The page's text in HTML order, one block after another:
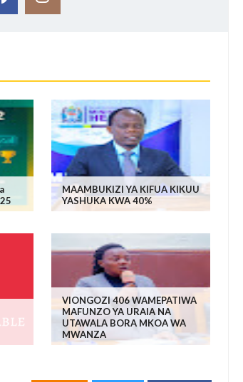
MAAMBUKIZI YA KIFUA KIKUU
YASHUKA KWA 40%
VIONGOZI 406 WAMEPATIWA
MAFUNZO YA URAIA NA
UTAWALA BORA MKOA WA
MWANZA